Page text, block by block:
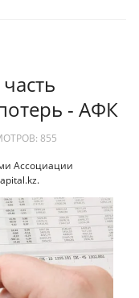
- АФК
855
Ассоциации